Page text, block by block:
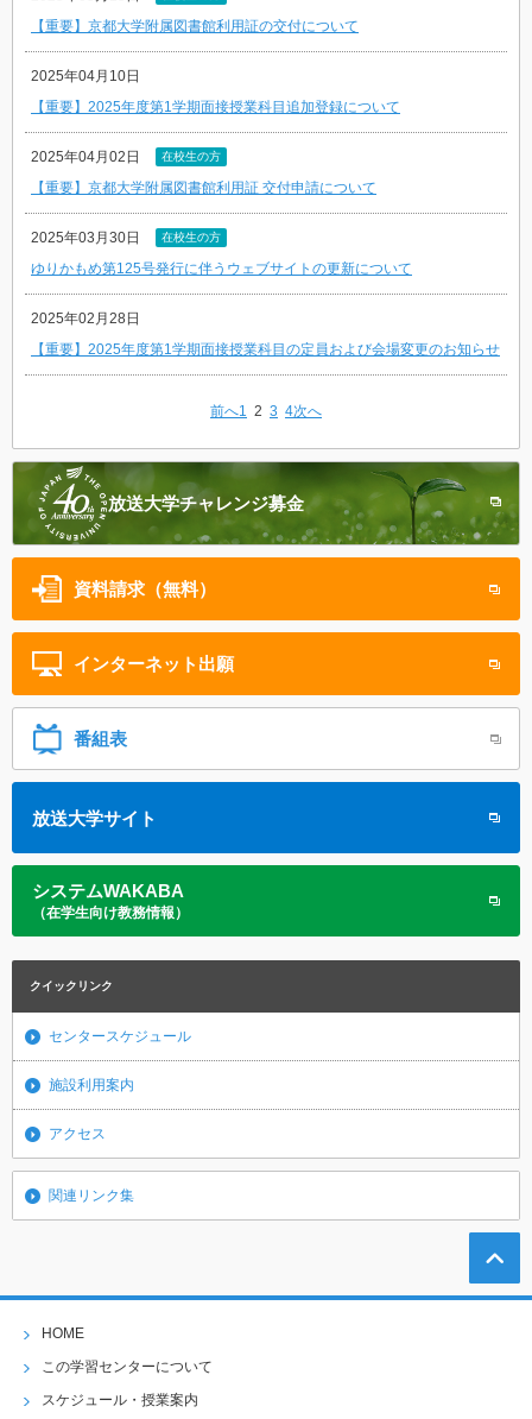
【重要】京都大学附属図書館利用証の交付について
2025年04月10日
【重要】2025年度第1学期面接授業科目追加登録について
2025年04月02日 在校生の方
【重要】京都大学附属図書館利用証 交付申請について
2025年03月30日 在校生の方
ゆりかもめ第125号発行に伴うウェブサイトの更新について
2025年02月28日
【重要】2025年度第1学期面接授業科目の定員および会場変更のお知らせ
前へ1 2 3 4次へ
放送大学チャレンジ募金
資料請求（無料）
インターネット 出願
番組表
放送大学サイト
システムWAKABA
（在学生向け教務情報）
クイックリンク
センタースケジュール
施設利用案内
アクセス
関連リンク集
HOME
この学習センターについて
スケジュール・授業案内